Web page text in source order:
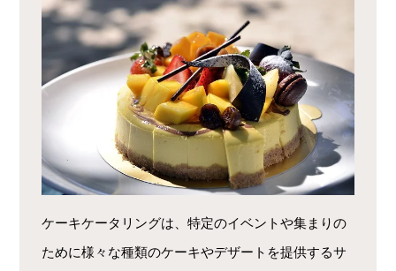
ケーキケータリングは、特定のイベントや集まりの
ために様々な種類のケーキやデザートを提供するサ